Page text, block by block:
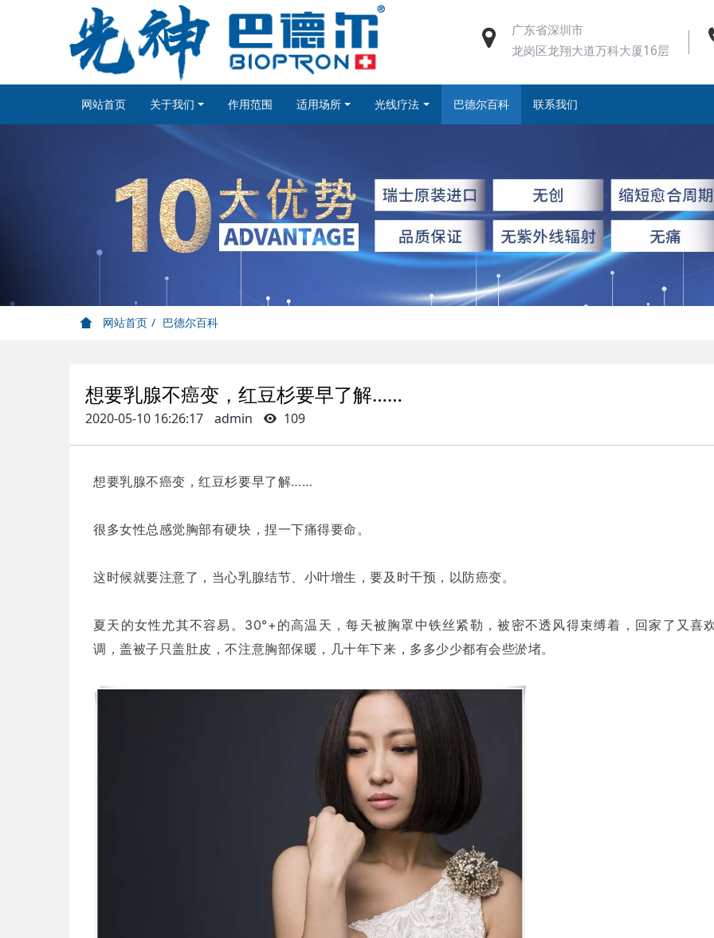
广东省深圳市
龙岗区龙翔大道万科大厦16层
网站首页 关于我们 作用范围 适用场所 光线疗法 巴德尔百科 联系我们
网站首页 巴德尔百科
想要乳腺不癌变，红豆杉要早了解……
2020-05-10 16:26:17 admin 109
想要乳腺不癌变，红豆杉要早了解……
很多女性总感觉胸部有硬块，捏一下痛得要命。
这时候就要注意了，当心乳腺结节、小叶增生，要及时干预，以防癌变。
夏天的女性尤其不容易。30°+的高温天，每天被胸罩中铁丝紧勒，被密不透风得束缚着，回家了又喜
调，盖被子只盖肚皮，不注意胸部保暖，几十年下来，多多少少都有会些淤堵。